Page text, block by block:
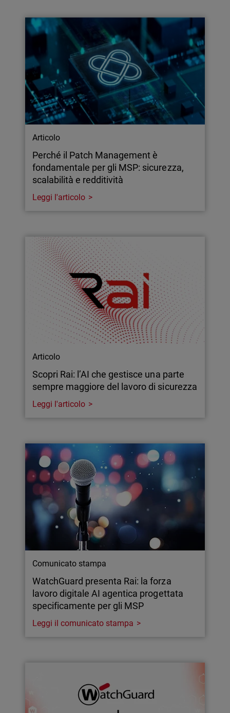
Articolo
Perché il Patch Management è
fondamentale per gli MSP: sicurezza,
scalabilità e redditività
Leggi l'articolo
Articolo
Scopri Rai: l’AI che gestisce una parte
sempre maggiore del lavoro di sicurezza
Leggi l'articolo
Comunicato stampa
WatchGuard presenta Rai: la forza
lavoro digitale AI agentica progettata
specificamente per gli MSP
Leggi il comunicato stampa